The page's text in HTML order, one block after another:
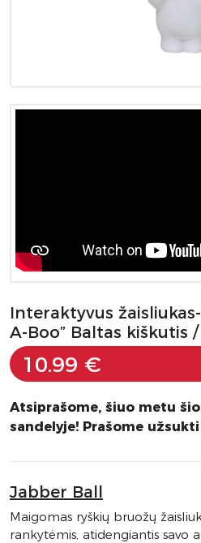
Interaktyvus
A-Boo” Baltas kiškutis
10.99 €
Atsiprašome, šiuo metu
sandelyje! Prašome
Jabber Ball
Maigomas ryškių bruožų
rankytėmis, atidengiantis savo